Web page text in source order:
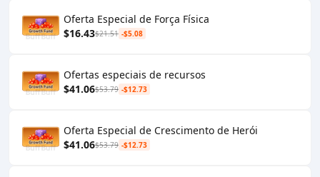
Oferta Especial de Força Física
$16.43$21.51 -$5.08
Ofertas especiais de recursos
$41.06$53.79 -$12.73
Oferta Especial de Crescimento de Herói
$41.06$53.79 -$12.73